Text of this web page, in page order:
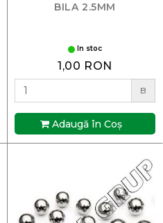
BILA 2.5MM
In stoc
1,00 RON
B
Adaugă în Coş